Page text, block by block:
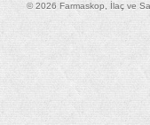
© 2026 Farmaskop, İlaç ve